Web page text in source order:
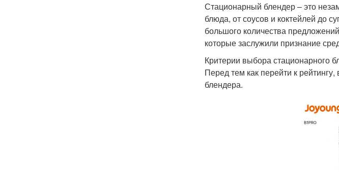
Стационарный блендер – это
блюда, от соусов и коктейлей до
большого количества
которые заслужили признание
Критерии выбора стационарного
Перед тем как перейти к
блендера.